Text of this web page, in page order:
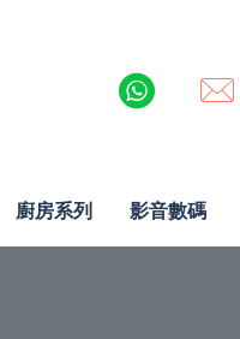
廚房系列 影音數碼